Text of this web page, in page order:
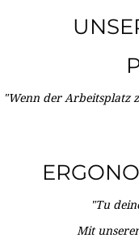
"Wenn der Arbeitsplatz
"Tu
Mit